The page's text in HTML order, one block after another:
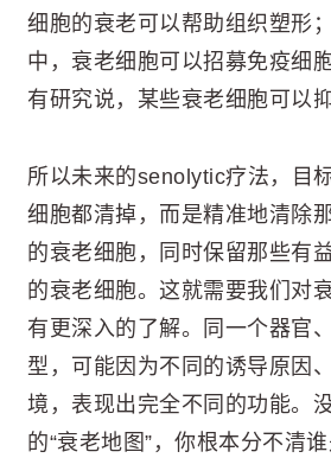
细胞的衰老可以帮助组织塑形
中，衰老细胞可以招募免疫细
有研究说，某些衰老细胞可以
所以未来的senolytic疗法，目
细胞都清掉，而是精准地清除
的衰老细胞，同时保留那些有
的衰老细胞。这就需要我们对
有更深入的了解。同一个器官
型，可能因为不同的诱导原因
境，表现出完全不同的功能。
的“衰老地图”，你根本分不清谁